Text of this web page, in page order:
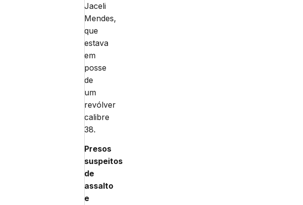
Jaceli
Mendes,
que
estava
em
posse
de
um
revólver
calibre
38.
Presos
suspeitos
de
assalto
e